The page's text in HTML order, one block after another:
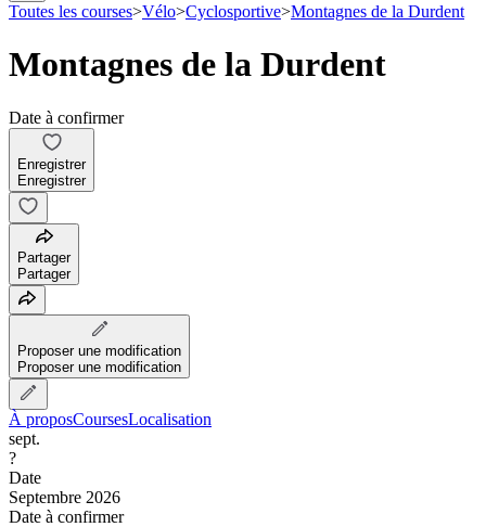
Toutes les courses>Vélo>Cyclosportive>Montagnes de la Durdent
Montagnes de la Durdent
Date à confirmer
Enregistrer
Enregistrer
Partager
Partager
Proposer une modification
Proposer une modification
À proposCoursesLocalisation
sept.
?
Date
Septembre 2026
Date à confirmer